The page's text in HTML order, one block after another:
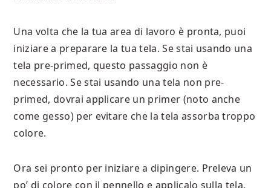
Una volta che la tua area di lavoro è pronta, puoi
iniziare a preparare la tua tela. Se stai usando una
tela pre-primed, questo passaggio non è
necessario. Se stai usando una tela non pre-
primed, dovrai applicare un primer (noto anche
come gesso) per evitare che la tela assorba troppo
colore.
Ora sei pronto per iniziare a dipingere. Preleva un
po’ di colore con il pennello e applicalo sulla tela.